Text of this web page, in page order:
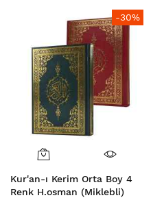
-30%
Kur'an-ı Kerim Orta Boy 4
Renk H.osman (Miklebli)